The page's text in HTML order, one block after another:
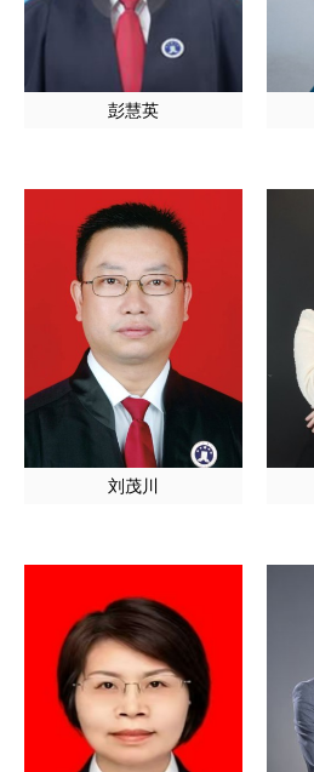
彭慧英
刘茂川